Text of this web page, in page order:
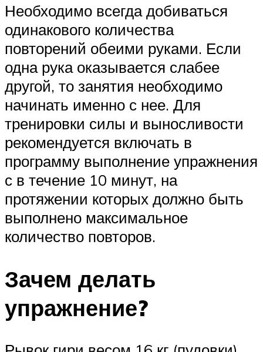
Необходимо всегда добиваться
одинакового количества
повторений обеими руками. Если
одна рука оказывается слабее
другой, то занятия необходимо
начинать именно с нее. Для
тренировки силы и выносливости
рекомендуется включать в
программу выполнение упражнения
с в течение 10 минут, на
протяжении которых должно быть
выполнено максимальное
количество повторов.
Зачем делать
упражнение?